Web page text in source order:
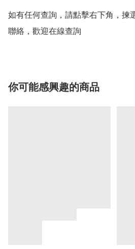
如有任何查詢，請點擊右下角，揀
聯絡，歡迎在線查詢
你可能感興趣的商品